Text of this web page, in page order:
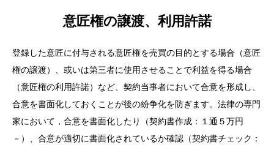
意匠権の譲渡、利用許諾
登録した意匠に付与される意匠権を売買の目的とする場合（意匠
権の譲渡）、或いは第三者に使用させることで利益を得る場合
（意匠権の利用許諾）など、 契約当事者において合意を形成し、
合意を書面化しておくことが後の紛争化を防ぎます。法律の専門
家において，合意を書面化したり（契約書作成 ：１通５万円
－）、合意が適切に書面化されているか確認（契約書チェック：